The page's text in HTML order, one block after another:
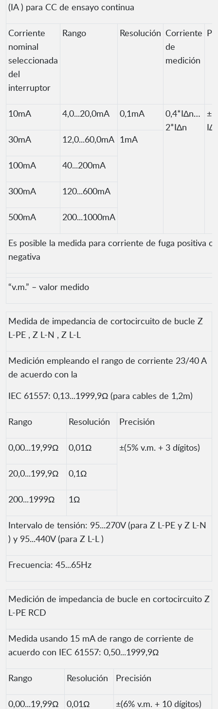
(IA ) para CC de ensayo continua
Corriente
nominal
seleccionada
del
interruptor
Rango Resolución Corriente
de
medición
10mA 4,0...20,0mA 0,1mA
0,4*I∆n…
2*I∆n
30mA
12,0...60,0mA 1mA
100mA 40...200mA
300mA 120...600mA
500mA 200...1000mA
Es posible la medida para corriente de fuga positiva o
negativa
“v.m.” – valor medido
Medida de impedancia de cortocircuito de bucle Z
L-PE , Z L-N , Z L-L
Medición empleando el rango de corriente 23/40 A
de acuerdo con la
IEC 61557: 0,13...1999,9Ω (para cables de 1,2m)
Rango Resolución Precisión
0,00...19,99Ω 0,01Ω ±(5% v.m. + 3 dígitos)
20,0...199,9Ω 0,1Ω
200...1999Ω 1Ω
Intervalo de tensión: 95...270V (para Z L-PE y Z L-N
) y 95...440V (para Z L-L )
Frecuencia: 45...65Hz
Medición de impedancia de bucle en cortocircuito Z
L-PE RCD
Medida usando 15 mA de rango de corriente de
acuerdo con IEC 61557: 0,50...1999,9Ω
Rango Resolución Precisión
0,00...19,99Ω 0,01Ω ±(6% v.m. + 10 dígitos)